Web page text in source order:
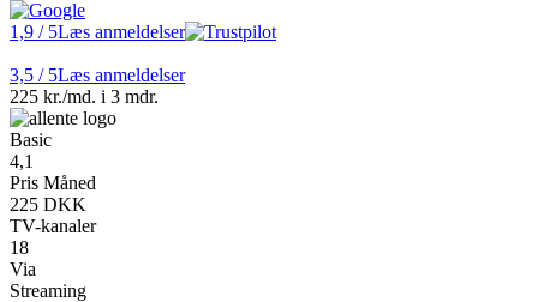
1,9 / 5Læs anmeldelser
3,5 / 5Læs anmeldelser
225 kr./md. i 3 mdr.
Basic
4,1
Pris Måned
225 DKK
TV-kanaler
18
Via
Streaming